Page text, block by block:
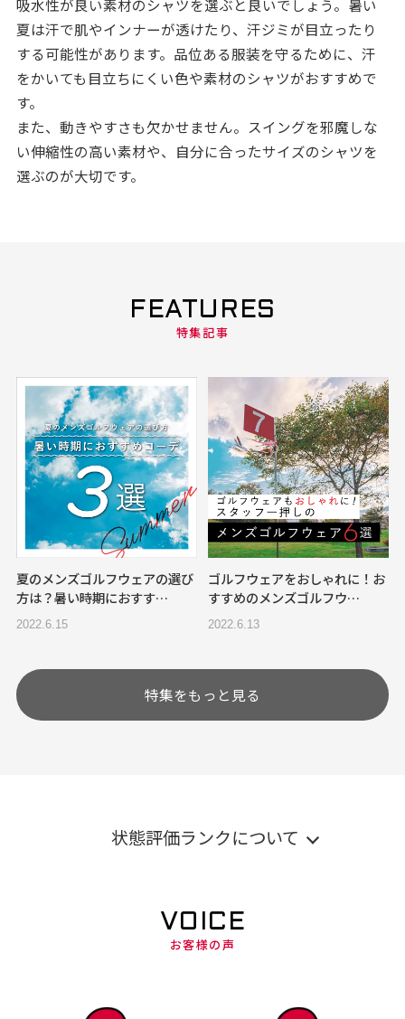
吸水性が良い素材のシャツを選ぶと良いでしょう。暑い
夏は汗で肌やインナーが透けたり、汗ジミが目立ったり
する可能性があります。品位ある服装を守るために、汗
をかいても目立ちにくい色や素材のシャツがおすすめで
す。
また、動きやすさも欠かせません。スイングを邪魔しな
い伸縮性の高い素材や、自分に合ったサイズのシャツを
選ぶのが大切です。
FEATURES
特集記事
夏のメンズゴルフウェアの選び
方は？暑い時期におすす…
2022.6.15
ゴルフウェアをおしゃれに！お
すすめのメンズゴルフウ…
2022.6.13
特集をもっと見る
状態評価ランクについて
VOICE
お客様の声